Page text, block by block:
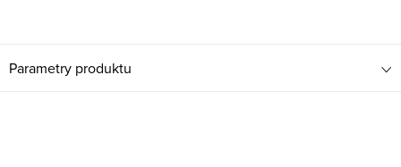
Parametry produktu